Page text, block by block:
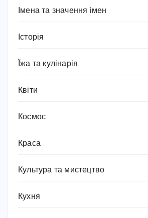
Імена та значення імен
Історія
Їжа та кулінарія
Квіти
Космос
Краса
Культура та мистецтво
Кухня